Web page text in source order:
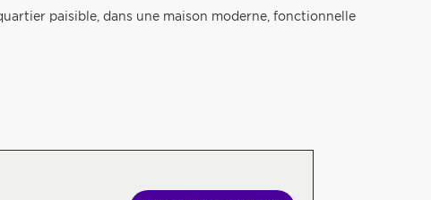
paisible, dans une maison moderne, fonctionnelle